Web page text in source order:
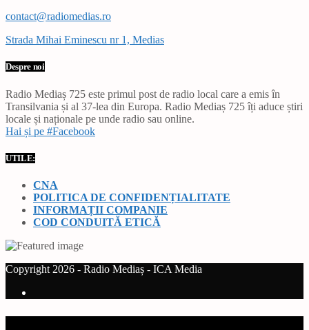
contact@radiomedias.ro
Strada Mihai Eminescu nr 1, Medias
Despre noi
Radio Mediaș 725 este primul post de radio local care a emis în
Transilvania și al 37-lea din Europa. Radio Mediaș 725 îți aduce știri
locale și naționale pe unde radio sau online.
Hai și pe #Facebook
UTILE:
CNA
POLITICA DE CONFIDENȚIALITATE
INFORMAȚII COMPANIE
COD CONDUITĂ ETICĂ
Copyright 2026 - Radio Mediaș - ICA Media